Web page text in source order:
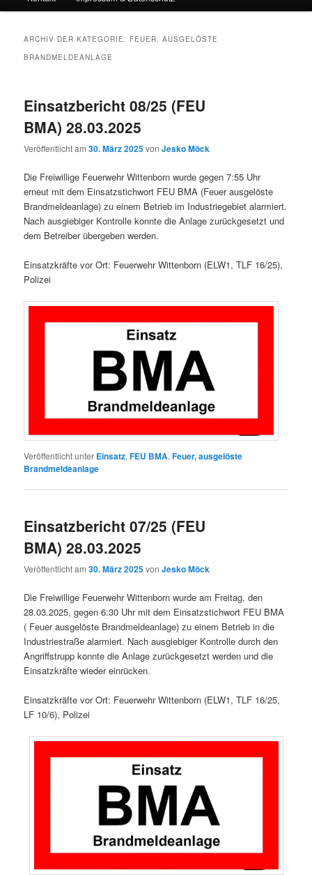
ARCHIV DER KATEGORIE: FEUER, AUSGELÖSTE
BRANDMELDEANLAGE
Einsatzbericht 08/25 (FEU
BMA) 28.03.2025
Veröffentlicht am30. März 2025vonJesko Möck
Die Freiwillige Feuerwehr Wittenborn wurde gegen 7:55 Uhr
erneut mit dem Einsatzstichwort FEU BMA (Feuer ausgelöste
Brandmeldeanlage) zu einem Betrieb im Industriegebiet alarmiert.
Nach ausgiebiger Kontrolle konnte die Anlage zurückgesetzt und
dem Betreiber übergeben werden.
Einsatzkräfte vor Ort: Feuerwehr Wittenborn (ELW1, TLF 16/25),
Polizei
Veröffentlicht unter Einsatz,FEU BMA,Feuer, ausgelöste
Brandmeldeanlage
Einsatzbericht 07/25 (FEU
BMA) 28.03.2025
Veröffentlicht am30. März 2025vonJesko Möck
Die Freiwillige Feuerwehr Wittenborn wurde am Freitag, den
28.03.2025, gegen 6:30 Uhr mit dem Einsatzstichwort FEU BMA
( Feuer ausgelöste Brandmeldeanlage) zu einem Betrieb in die
Industriestraße alarmiert. Nach ausgiebiger Kontrolle durch den
Angriffstrupp konnte die Anlage zurückgesetzt werden und die
Einsatzkräfte wieder einrücken.
Einsatzkräfte vor Ort: Feuerwehr Wittenborn (ELW1, TLF 16/25,
LF 10/6), Polizei